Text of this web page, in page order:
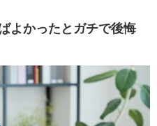
よかったとガチで後悔